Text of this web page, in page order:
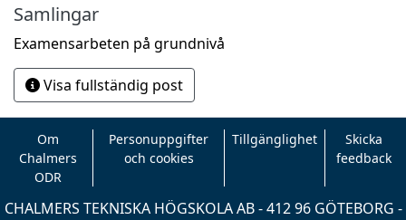
Samlingar
Examensarbeten på grundnivå
Visa fullständig post
Om
Chalmers
ODR
Personuppgifter
och cookies
Tillgänglighet
Skicka
feedback
CHALMERS TEKNISKA HÖGSKOLA AB - 412 96 GÖTEBORG -